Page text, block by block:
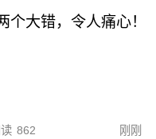
大错，令人痛心！
862 刚刚